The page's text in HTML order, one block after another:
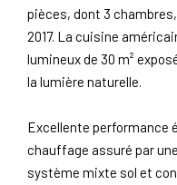
pièces, dont 3
2017. La cuisine
lumineux de 30 m²
la lumière naturelle.
Excellente performance
chauffage assuré par
système mixte sol et